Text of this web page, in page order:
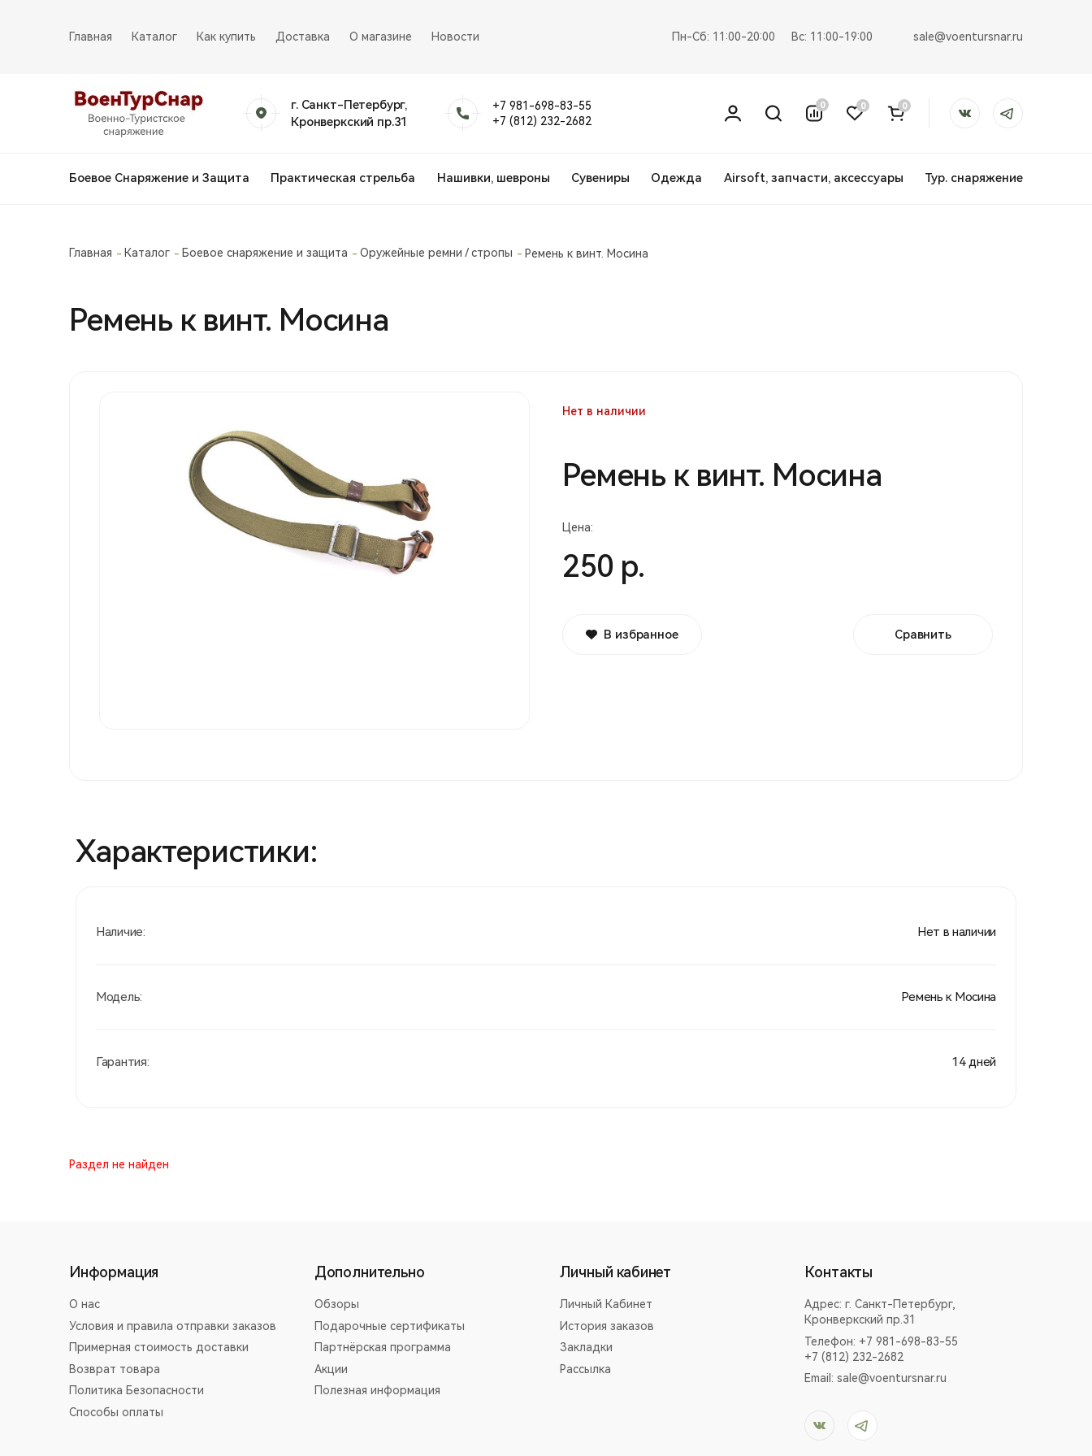
Главная Каталог Как купить Доставка О магазине Новости Пн-Сб: 11:00-20:00 Вс: 11:00-19:00 sale@voentursnar.ru
г. Санкт-Петербург,
Кронверкский пр.31
+7 981-698-83-55
+7 (812) 232-2682
0 0 0
Боевое Снаряжение и Защита Практическая стрельба Нашивки, шевроны Сувениры Одежда Airsoft, запчасти, аксессуары Тур. снаряжение
Главная Каталог Боевое снаряжение и защита Оружейные ремни / стропы Ремень к винт. Мосина
Ремень к винт. Мосина
Нет в наличии
Ремень к винт. Мосина
Цена:
250 р.
В избранное Сравнить
Характеристики:
Наличие: Нет в наличии
Модель: Ремень к Мосина
Гарантия: 14 дней
Раздел не найден
Информация
О нас
Условия и правила отправки заказов
Примерная стоимость доставки
Возврат товара
Политика Безопасности
Способы оплаты
Дополнительно
Обзоры
Подарочные сертификаты
Партнёрская программа
Акции
Полезная информация
Личный кабинет
Личный Кабинет
История заказов
Закладки
Рассылка
Контакты
Адрес:г. Санкт-Петербург,
Кронверкский пр.31
Телефон: +7 981-698-83-55
+7 (812) 232-2682
Email:sale@voentursnar.ru